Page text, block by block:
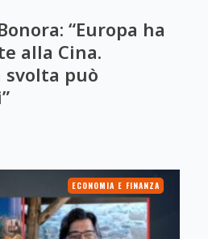
“Europa ha
alla Cina.
svolta può
ECONOMIA E FINANZA